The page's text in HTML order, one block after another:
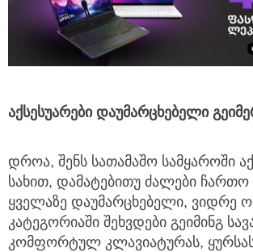
აქსესუარები დაუმარცხებელი
დროა, შენს სათამაშო სამყაროში
სახით, დამატებითუ ძალები ჩართო
ყველაზე დაუმარცხებელი, ვიდრე
კატეგორიაში შეხვდები გეიმინგ
კომფორტულ კლავიატურას,